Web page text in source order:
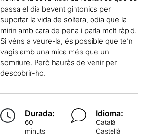
passa el dia bevent gintonics per
suportar la vida de soltera, odia que la
mirin amb cara de pena i parla molt ràpid.
Si véns a veure-la, és possible que te’n
vagis amb una mica més que un
somriure. Però hauràs de venir per
descobrir-ho.
Durada:
60
minuts
Idioma:
Català
Castellà